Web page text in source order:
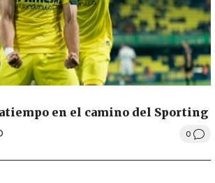
en el camino del Sporting
0